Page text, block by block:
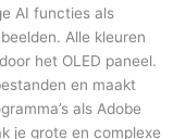
AI functies als
Alle kleuren
het OLED paneel.
en maakt
als Adobe
je grote en complexe